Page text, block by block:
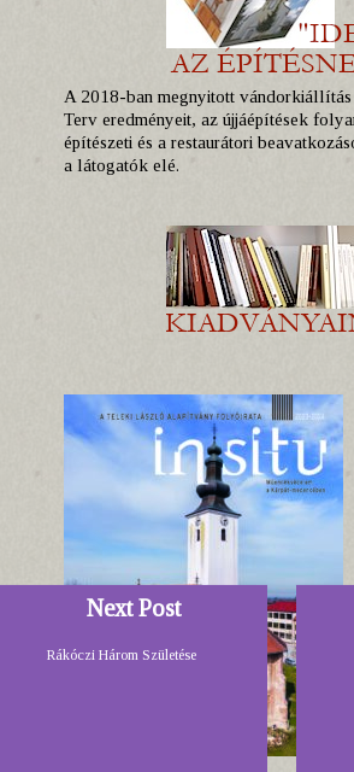
A 2018-ban megnyitott
Terv eredményeit, az újjáépítések
építészeti és a restaurátori
a látogatók elé.
Next Post
Rákóczi Három Születése